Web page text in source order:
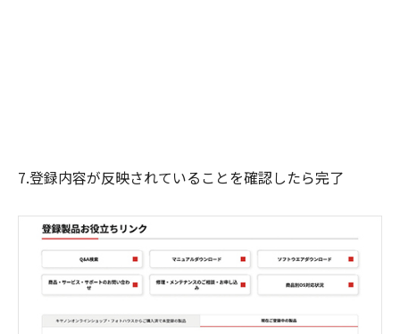
7.登録内容が反映されていることを確認したら完了